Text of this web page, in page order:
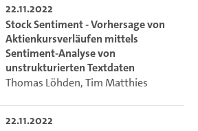
22.11.2022
Stock Sentiment - Vorhersage von
Aktienkursverläufen mittels
Sentiment-Analyse von
unstrukturierten Textdaten
Thomas Löhden,Tim Matthies
22.11.2022